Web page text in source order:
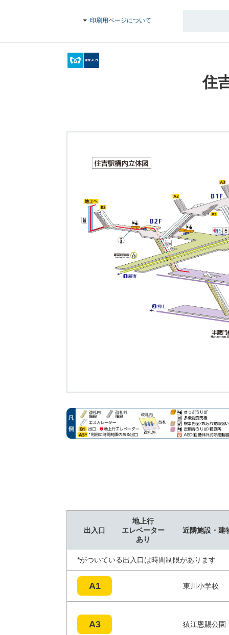
印刷用ページについて
住
出入口
地上行
エレベーター
あり
近隣施設・建
*がついている出入口は時間制限があります
A1 東川小学校
A3 猿江恩賜公園